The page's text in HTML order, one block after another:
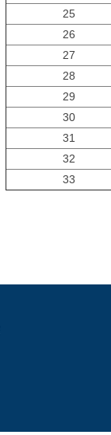
25
26
27
28
29
30
31
32
33